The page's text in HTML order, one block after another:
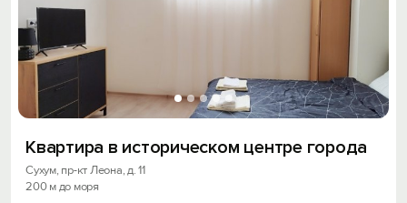
Квартира в историческом центре города
Сухум, пр-кт Леона, д. 11
200 м до моря